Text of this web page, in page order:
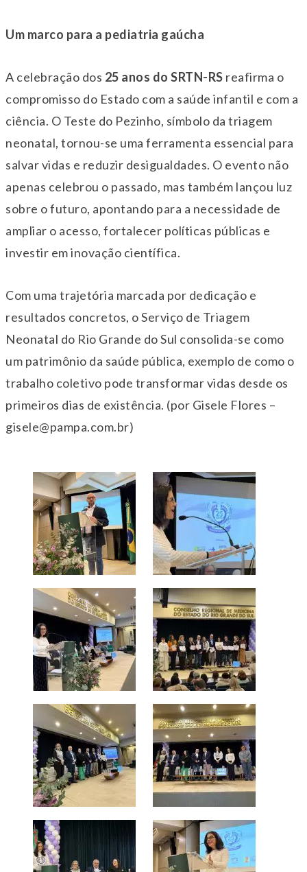
Um marco para a pediatria gaúcha
A celebração dos 25 anos do SRTN-RS reafirma o
compromisso do Estado com a saúde infantil e com a
ciência. O Teste do Pezinho, símbolo da triagem
neonatal, tornou-se uma ferramenta essencial para
salvar vidas e reduzir desigualdades. O evento não
apenas celebrou o passado, mas também lançou luz
sobre o futuro, apontando para a necessidade de
ampliar o acesso, fortalecer políticas públicas e
investir em inovação científica.
Com uma trajetória marcada por dedicação e
resultados concretos, o Serviço de Triagem
Neonatal do Rio Grande do Sul consolida-se como
um patrimônio da saúde pública, exemplo de como o
trabalho coletivo pode transformar vidas desde os
primeiros dias de existência. (por Gisele Flores –
gisele@pampa.com.br)